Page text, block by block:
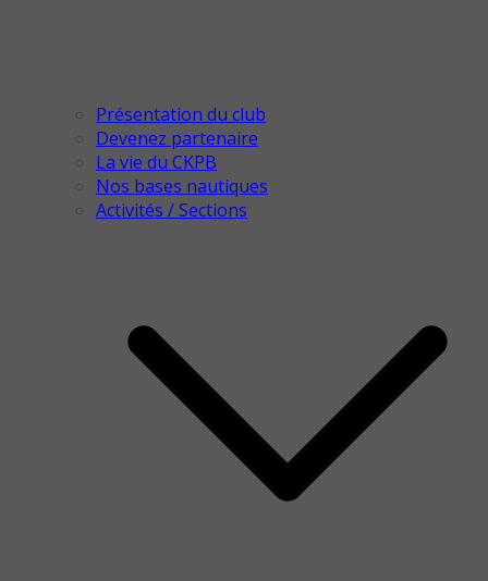
Présentation du club
Devenez partenaire
La vie du CKPB
Nos bases nautiques
Activités / Sections